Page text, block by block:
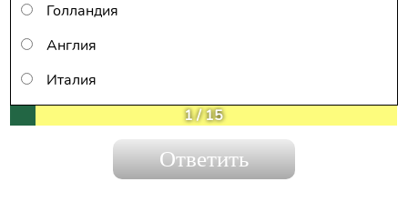
Голландия
Англия
Италия
1/15